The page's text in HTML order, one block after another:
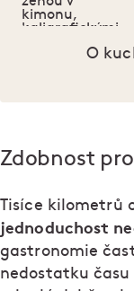
O
Zdobnost
Tisíce kilometrů
jednoduchost
gastronomie
nedostatku času